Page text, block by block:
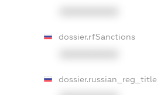
dossier.rfSanctions
dossier.russian_reg_title